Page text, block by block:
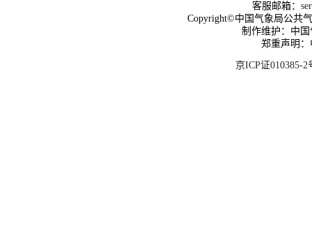
客服邮箱：
Copyright©中国气象局公共
制作维护：中
郑重声明
京ICP证010385-2